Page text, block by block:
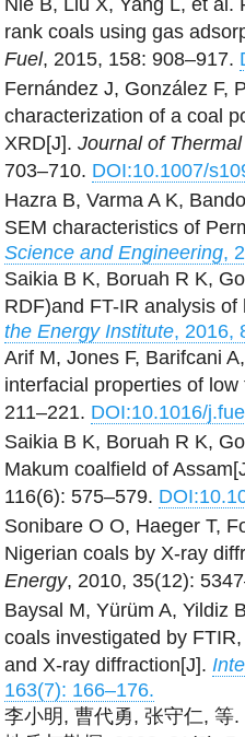
Nie B, Liu X, Yang L, et
rank coals using gas
Fuel, 2015, 158: 908–917.
Fernández J, González F,
characterization of a coal
XRD[J]. Journal of
703–710. DOI:10.1007/
Hazra B, Varma A K,
SEM characteristics of
Science and Engineering,
Saikia B K, Boruah R K,
RDF)and FT-IR analysis
the Energy Institute, 2016,
Arif M, Jones F, Barifcani
interfacial properties of
211–221. DOI:10.1016/
Saikia B K, Boruah R K,
Makum coalfield of
116(6): 575–579.
Sonibare O O, Haeger T,
Nigerian coals by X-ray
Energy, 2010, 35(12):
Baysal M, Yürüm A, Yildiz
coals investigated by
and X-ray diffraction[J].
163(7): 166–176.
李小明, 曹代勇, 张守仁, 等